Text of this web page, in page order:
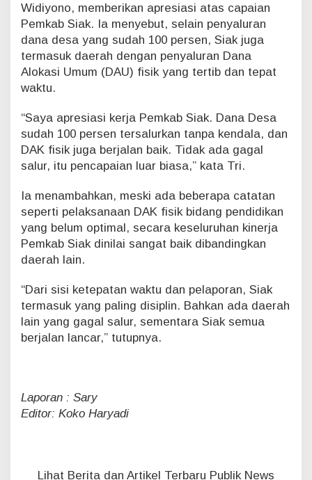
r
Widiyono, memberikan apresiasi atas capaian
Pemkab Siak. Ia menyebut, selain penyaluran
dana desa yang sudah 100 persen, Siak juga
termasuk daerah dengan penyaluran Dana
Alokasi Umum (DAU) fisik yang tertib dan tepat
waktu.
“Saya apresiasi kerja Pemkab Siak. Dana Desa
sudah 100 persen tersalurkan tanpa kendala, dan
DAK fisik juga berjalan baik. Tidak ada gagal
salur, itu pencapaian luar biasa,” kata Tri.
Ia menambahkan, meski ada beberapa catatan
seperti pelaksanaan DAK fisik bidang pendidikan
yang belum optimal, secara keseluruhan kinerja
Pemkab Siak dinilai sangat baik dibandingkan
daerah lain.
“Dari sisi ketepatan waktu dan pelaporan, Siak
termasuk yang paling disiplin. Bahkan ada daerah
lain yang gagal salur, sementara Siak semua
berjalan lancar,” tutupnya.
Laporan : Sary
Editor: Koko Haryadi
Lihat Berita dan Artikel Terbaru Publik News